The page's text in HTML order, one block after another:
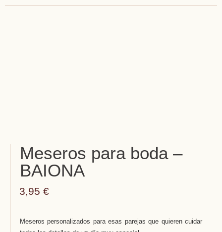
Meseros para boda –
BAIONA
3,95 €
Meseros personalizados para esas parejas que quieren cuidar